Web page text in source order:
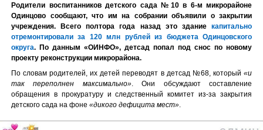
Родители воспитанников детского сада №10 в 6-м микрорайоне
Одинцово сообщают, что им на собрании объявили о закрытии
учреждения. Всего полтора года назад это здание капитально
отремонтировали за 120 млн рублей из бюджета Одинцовского
округа. По данным «ОИНФО», детсад попал под снос по новому
проекту реконструкции микрорайона.
По словам родителей, их детей переводят в детсад №68, который «и
так переполнен максимально». Они обсуждают составление
обращения в прокуратуру и следственный комитет из-за закрытия
детского сада на фоне «дикого дефицита мест»